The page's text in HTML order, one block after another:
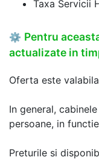
Taxa Servicii
⚙ Pentru
actualizate in
Oferta este
In general,
persoane, in
Preturile si